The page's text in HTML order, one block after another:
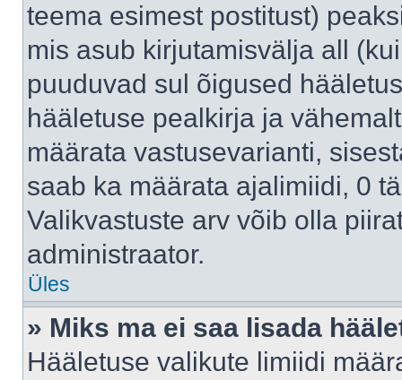
teema esimest postitust)
mis asub kirjutamisvälja all
puuduvad sul õigused
hääletuse pealkirja ja
määrata vastusevarianti,
saab ka määrata ajalimiidi, 0
Valikvastuste arv võib olla
administraator.
Üles
» Miks ma ei saa lisada
Hääletuse valikute limiidi